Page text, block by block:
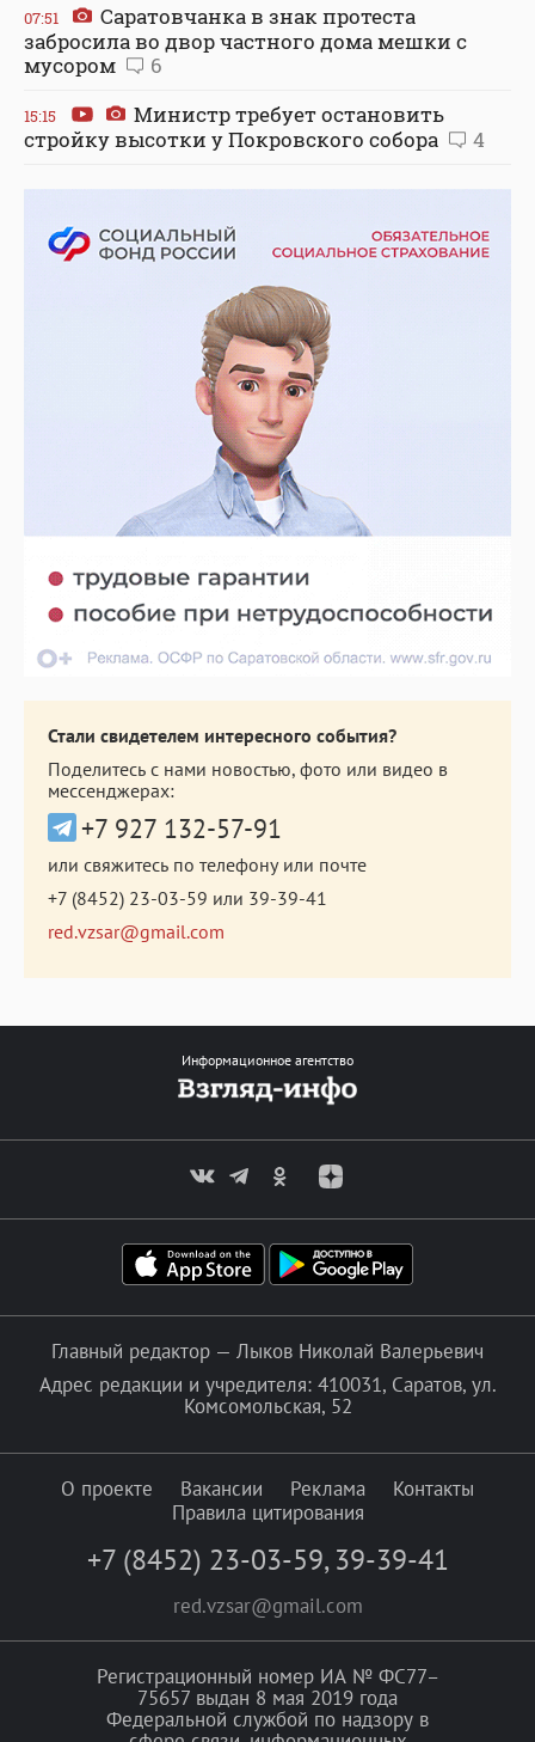
07:51
Саратовчанка в знак протеста
забросила во двор частного дома мешки с
мусором
6
15:15
Министр требует остановить
стройку высотки у Покровского собора
4
Стали свидетелем интересного события?
Поделитесь с нами новостью, фото или видео в
мессенджерах:
+7 927 132-57-91
или свяжитесь по телефону или почте
+7 (8452) 23-03-59 или 39-39-41
red.vzsar@gmail.com
Информационное агентство
Главный редактор — Лыков Николай Валерьевич
Адрес редакции и учредителя: 410031, Саратов, ул.
Комсомольская, 52
О проекте Вакансии Реклама
Контакты
Правила цитирования
+7 (8452) 23-03-59, 39-39-41
red.vzsar@gmail.com
Регистрационный номер ИА № ФС77–
75657 выдан 8 мая 2019 года
Федеральной службой по надзору в